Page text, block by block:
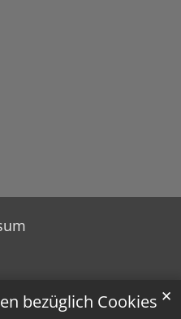
bezüglich Cookies ✕